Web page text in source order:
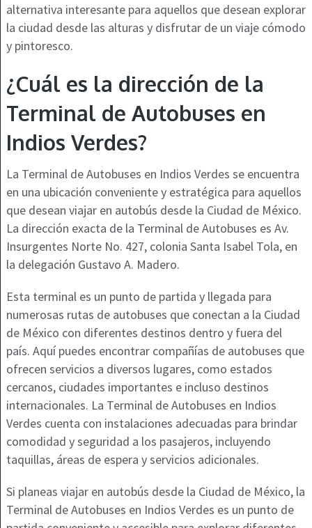
alternativa interesante para aquellos que desean explorar
la ciudad desde las alturas y disfrutar de un viaje cómodo
y pintoresco.
¿Cuál es la dirección de la
Terminal de Autobuses en
Indios Verdes?
La Terminal de Autobuses en Indios Verdes se encuentra
en una ubicación conveniente y estratégica para aquellos
que desean viajar en autobús desde la Ciudad de México.
La dirección exacta de la Terminal de Autobuses es Av.
Insurgentes Norte No. 427, colonia Santa Isabel Tola, en
la delegación Gustavo A. Madero.
Esta terminal es un punto de partida y llegada para
numerosas rutas de autobuses que conectan a la Ciudad
de México con diferentes destinos dentro y fuera del
país. Aquí puedes encontrar compañías de autobuses que
ofrecen servicios a diversos lugares, como estados
cercanos, ciudades importantes e incluso destinos
internacionales. La Terminal de Autobuses en Indios
Verdes cuenta con instalaciones adecuadas para brindar
comodidad y seguridad a los pasajeros, incluyendo
taquillas, áreas de espera y servicios adicionales.
Si planeas viajar en autobús desde la Ciudad de México, la
Terminal de Autobuses en Indios Verdes es un punto de